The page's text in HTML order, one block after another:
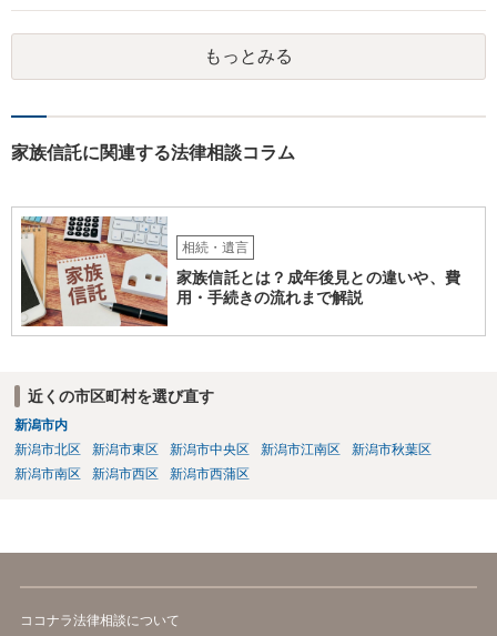
可能性は低いのでコストパフォーマンスとしてはどうかなという感じ
がします。
もっとみる
家族信託に関連する法律相談コラム
相続・遺言
家族信託とは？成年後見との違いや、費
用・手続きの流れまで解説
近くの市区町村を選び直す
新潟市内
新潟市北区
新潟市東区 新潟市中央区 新潟市江南区
新潟市秋葉区
新潟市南区
新潟市西区 新潟市西蒲区
ココナラ法律相談について